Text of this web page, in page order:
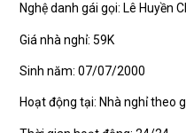
Nghệ danh gái gọi: Lê Huyền
Giá nhà nghỉ: 59K
Sinh năm: 07/07/2000
Hoạt động tại: Nhà nghỉ theo